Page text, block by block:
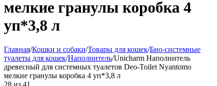
мелкие гранулы коробка 4
уп*3,8 л
Главная/Кошки и собаки/Товары для кошек/Био-системные
туалеты для кошек/Наполнитель/Unicharm Наполнитель
древесный для системных туалетов Deo-Toilet Nyantomo
мелкие гранулы коробка 4 уп*3,8 л
28 из 41